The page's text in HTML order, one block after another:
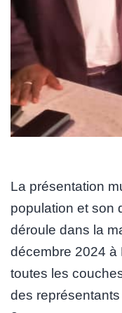
La présentation
population et son
déroule dans la
décembre 2024 à
toutes les
des